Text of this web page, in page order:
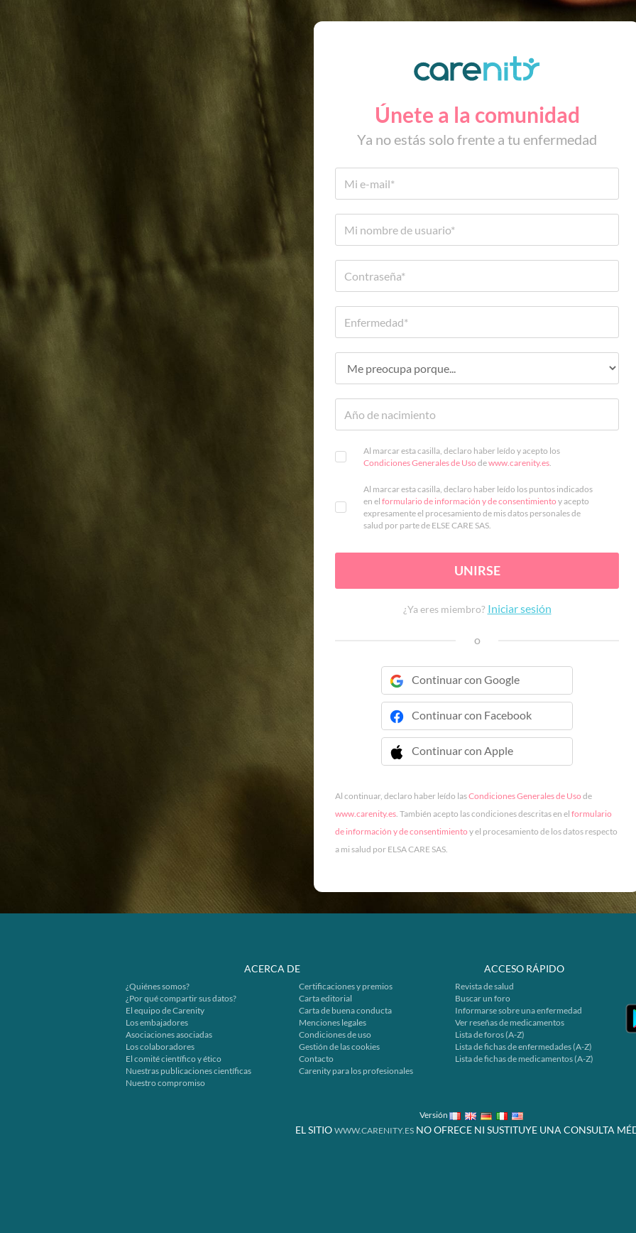
Únete a la comunidad
Ya no estás solo frente a tu enfermedad
Al marcar esta casilla, declaro haber leído y acepto los
Condiciones Generales de Uso dewww.carenity.es.
Al marcar esta casilla, declaro haber leído los puntos indicados
en el formulario de información y de consentimiento y acepto
expresamente el procesamiento de mis datos personales de
salud por parte de ELSE CARE SAS.
UNIRSE
¿Ya eres miembro? Iniciar sesión
o
Continuar con Google
Continuar con Facebook
Continuar con Apple
 Continuar con Apple
Al continuar, declaro haber leído lasCondiciones Generales de Uso de
www.carenity.es. También acepto las condiciones descritas en el formulario
de información y de consentimiento y el procesamiento de los datos respecto
a mi salud por ELSA CARE SAS.
ACERCA DE
¿Quiénes somos?
¿Por qué compartir sus datos?
El equipo de Carenity
Los embajadores
Asociaciones asociadas
Los colaboradores
El comité científico y ético
Nuestras publicaciones científicas
Nuestro compromiso
Certificaciones y premios
Carta editorial
Carta de buena conducta
Menciones legales
Condiciones de uso
Gestión de las cookies
Contacto
Carenity para los profesionales
ACCESO RÁPIDO
Revista de salud
Buscar un foro
Informarse sobre una enfermedad
Ver reseñas de medicamentos
Lista de foros (A-Z)
Lista de fichas de enfermedades (A-Z)
Lista de fichas de medicamentos (A-Z)
Versión
EL SITIO WWW.CARENITY.ES NO OFRECE NI SUSTITUYE UNA CONSULTA